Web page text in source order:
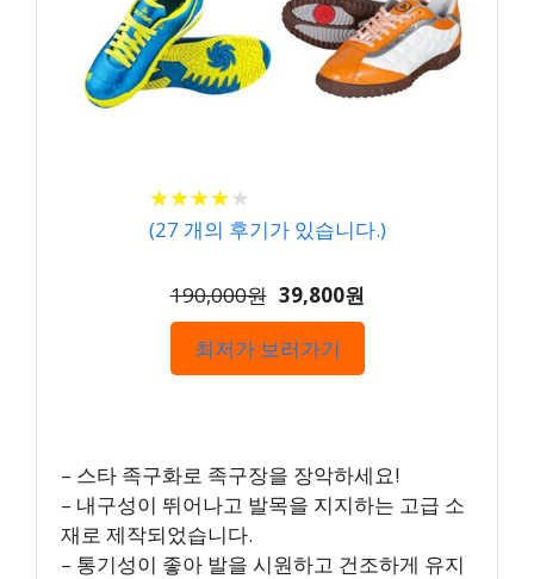
★★★★★
★★★★★
(27 개의 후기가 있습니다.)
190,000원 39,800원
최저가 보러가기
– 스타 족구화로 족구장을 장악하세요!
– 내구성이 뛰어나고 발목을 지지하는 고급 소
재로 제작되었습니다.
– 통기성이 좋아 발을 시원하고 건조하게 유지